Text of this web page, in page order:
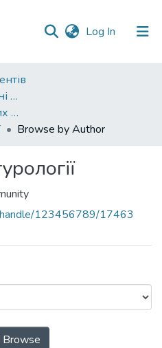
Log In (current)
Кваліфікаційні випускні роботи здобувачів вищої освіти бакалаврських програм
Факультет гуманітарних наук
Browse by Author
handle/123456789/17463
by
Browse